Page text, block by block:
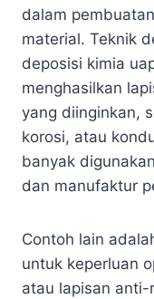
dalam
material. Teknik
deposisi kimia
menghasilkan
yang diinginkan,
korosi, atau
banyak
dan manufaktur
Contoh lain
untuk keperluan
atau lapisan anti-